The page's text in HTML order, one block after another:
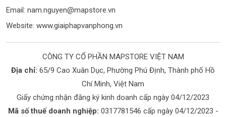
Email: nam.nguyen@mapstore.vn
Website: www.giaiphapvanphong.vn
CÔNG TY CỔ PHẦN MAPSTORE VIỆT NAM
Địa chỉ: 65/9 Cao Xuân Dục, Phường Phú Định, Thành phố Hồ
Chí Minh, Việt Nam
Giấy chứng nhận đăng ký kinh doanh cấp ngày 04/12/2023
Mã số thuế doanh nghiệp: 0317781546 cấp ngày 04/12/2023 -